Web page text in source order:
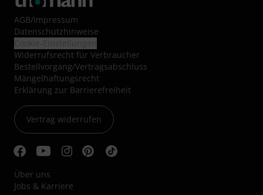
AGB/Impressum
Datenschutzhinweise
Widerrufsrecht für Verbraucher
Bestellvorgang/Vertragsabschluss
Mängelhaftungsrecht
Erklärung zur Barrierefreiheit
Vertrag widerrufen
Über uns
Jobs & Karriere